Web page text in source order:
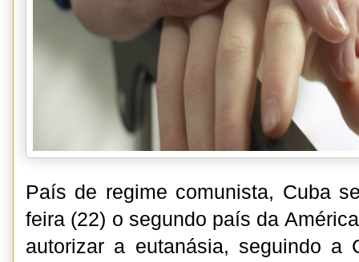
País de regime comunista, Cuba
feira (22) o segundo país da
autorizar a eutanásia, seguindo a